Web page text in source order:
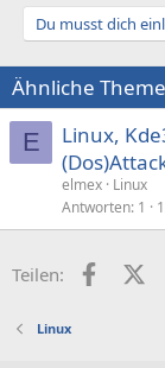
Du musst dich
Ähnliche
E
Linux,
elmex Linux
Antworten 1
Teilen:
Linux